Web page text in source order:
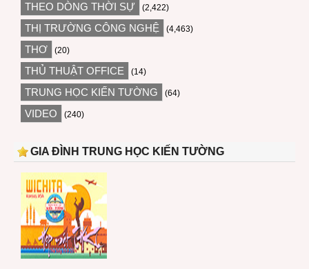
THEO DÒNG THỜI SỰ (2,422)
THỊ TRƯỜNG CÔNG NGHỆ (4,463)
THƠ (20)
THỦ THUẬT OFFICE (14)
TRUNG HỌC KIẾN TƯỜNG (64)
VIDEO (240)
GIA ĐÌNH TRUNG HỌC KIẾN TƯỜNG